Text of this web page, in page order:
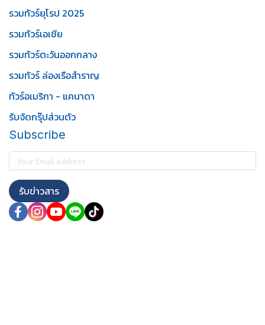
รวมทัวร์ยุโรป 2025
รวมทัวร์เอเชีย
รวมทัวร์ตะวันออกกลาง
รวมทัวร์ ล่องเรือสำราญ
ทัวร์อเมริกา - แคนาดา
รับจัดกรุ๊ปส่วนตัว
Subscribe
รับข่าวสาร